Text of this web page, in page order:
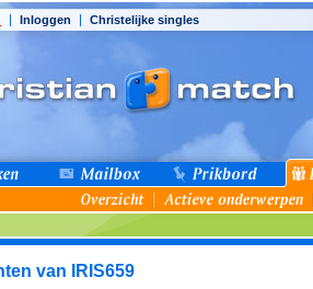
Inloggen Christelijke singles
van IRIS659